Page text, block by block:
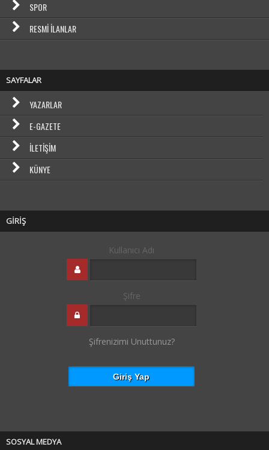
SPOR
RESMI İLANLAR
SAYFALAR
YAZARLAR
E-GAZETE
İLETIŞIM
KÜNYE
GİRİŞ
Kullanıcı Adı
Şifre
Şifrenizimi Unuttunuz?
SOSYAL MEDYA